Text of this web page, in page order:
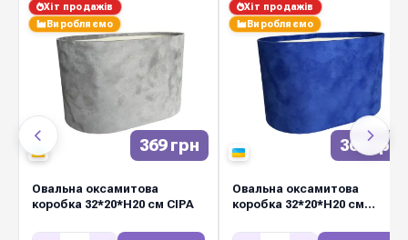
враження та підкресліть ексклюзивність
ваших товарів з розкішними оксамитовими
овальними коробками від Diamond Pack.
369 грн
Хіт продажів
Виробляємо
Овальна оксамитова
коробка 32*20*Н20 см СІРА
369 грн
Хіт продажів
Виробляємо
Овальна оксамитова
коробка 32*20*Н20 см